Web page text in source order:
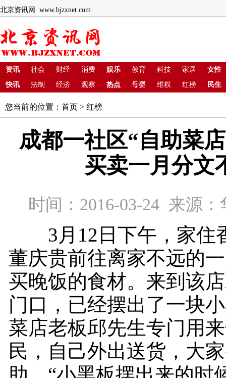
北京资讯网 www.bjzxnet.com
资讯 社会 财经 消费 娱乐 教育 科技 家居
女性
快讯
法制 经济 观察 热点 母婴 维权 红榜 民生
您当前的位置： 首页 > 红榜
成都一社区“自助菜
买卖一月分文
时间：2016-03-24 来源
3月12日下午，家住
董庆贵前往离家不远的
买晚饭的食材。来到该
门口，已经摆出了一块
菜店老板邱先生专门用
民，自己外出送货，大